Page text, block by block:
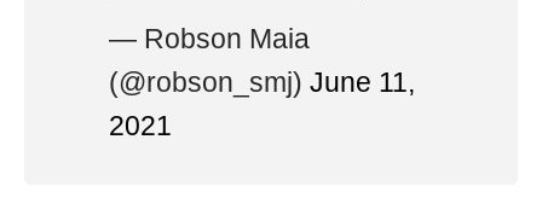
— Robson Maia
(@robson_smj) June 11,
2021